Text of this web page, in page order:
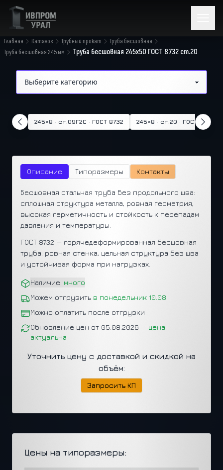
Главная Каталог Трубный прокат
Труба бесшовная
Труба бесшовная 245 мм
Труба бесшовная 245x50 ГОСТ 8732 ст.20
245×8 · ст.09Г2С · ГОСТ 8732 245×8 · ст.20 · ГОСТ 8732
Описание Типоразмеры Контакты
Бесшовная стальная труба без продольного шва:
сплошная структура металла, ровная геометрия,
высокая герметичность и стойкость к перепадам
давления и температуры.
ГОСТ 8732 — горячедеформированная бесшовная
труба: ровная стенка, цельная структура без шва
и устойчивая форма при нагрузках.
Наличие: много
Можем отгрузить в понедельник 10.08
Можно оплатить после отгрузки
Обновление цен от 05.08.2026 — цена
актуальна
Уточнить цену с доставкой и скидкой на
объём:
Запросить КП
Цены на типоразмеры: